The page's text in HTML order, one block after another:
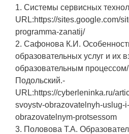
1. Системы сервисных
URL:https://sites.google.com/
programma-zanatij/
2. Сафонова К.И.
образовательных услуг и их
образовательным
Подольский.-
URL:https://cyberleninka.ru/
svoystv-obrazovatelnyh-uslug-
obrazovatelnym-protsessom
3. Половова Т.А.